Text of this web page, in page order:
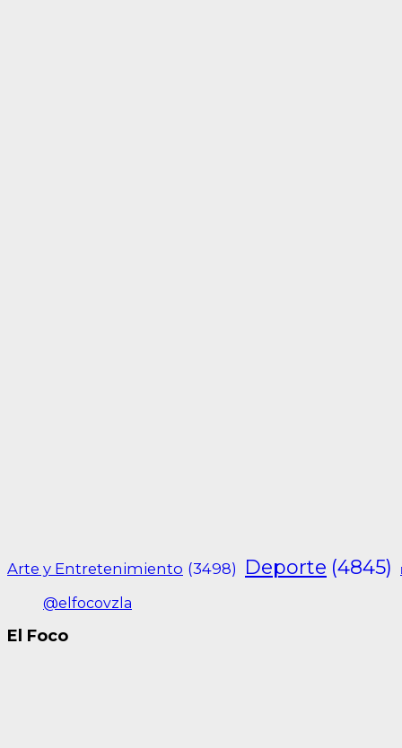
Arte y Entretenimiento (3498) Deporte (4845)
@elfocovzla
El Foco